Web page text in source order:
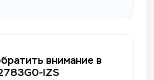
внимание в
IZS